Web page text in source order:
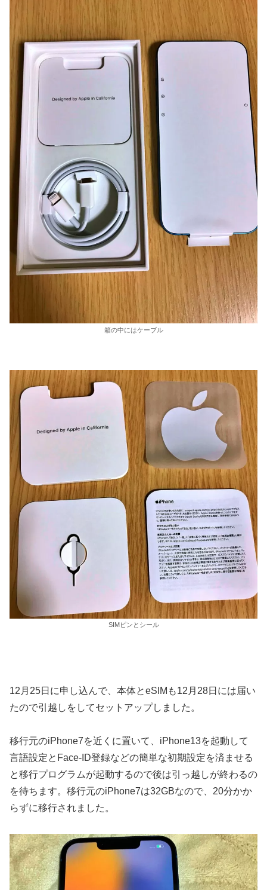
箱の中にはケーブル
SIMピンとシール
12月25日に申し込んで、本体とeSIMも12月28日には届い
たので引越しをしてセットアップしました。
移行元のiPhone7を近くに置いて、iPhone13を起動して
言語設定とFace-ID登録などの簡単な初期設定を済ませる
と移行プログラムが起動するので後は引っ越しが終わるの
を待ちます。移行元のiPhone7は32GBなので、20分かか
らずに移行されました。